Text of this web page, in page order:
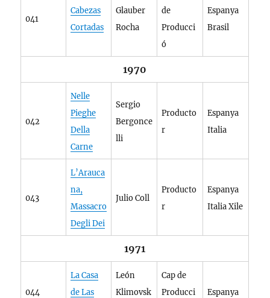
041
Cabezas
Cortadas
Glauber
Rocha
de
Producci
ó
Espanya
Brasil
1970
042
Nelle
Pieghe
Della
Carne
Sergio
Bergonce
lli
Producto
r
Espanya
Italia
043
L’Arauca
na,
Massacro
Degli Dei
Julio Coll
Producto
r
Espanya
Italia Xile
1971
044
La Casa
de Las
León
Klimovsk
Cap de
Producci
Espanya